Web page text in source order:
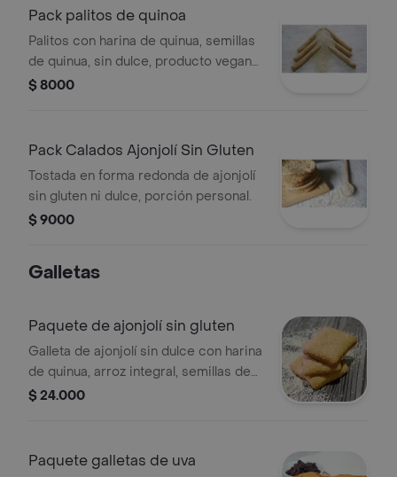
Pack palitos de quinoa
Palitos con harina de quinua, semillas
de quinua, sin dulce, producto vegano,
sin gluten, porción personal.
$ 8000
Pack Calados Ajonjolí Sin Gluten
Tostada en forma redonda de ajonjolí
sin gluten ni dulce, porción personal.
$ 9000
Galletas
Paquete de ajonjolí sin gluten
Galleta de ajonjolí sin dulce con harina
de quinua, arroz integral, semillas de
ajonjolí, producto vegano, sin gluten, 5
$ 24.000
Paquete galletas de uva